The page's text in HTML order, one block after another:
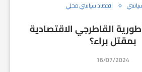
اقتصاد سياسي محلي
القاطرجي الاقتصادية
بمقتل براء؟
16/07/2024